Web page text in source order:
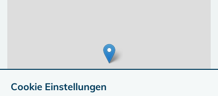
Cookie Einstellungen